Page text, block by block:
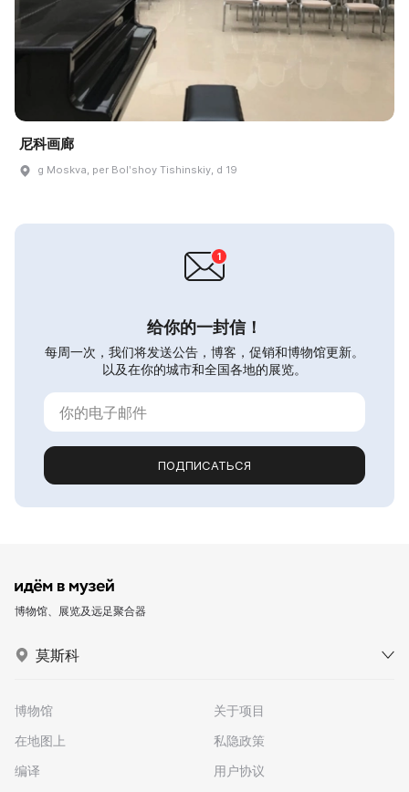
尼科画廊
g Moskva, per Bolʹshoy Tishinskiy, d 19
给你的一封信！
每周一次，我们将发送公告，博客，促销和博物馆更新。
以及在你的城市和全国各地的展览。
ПОДПИСАТЬСЯ
博物馆、展览及远足聚合器
莫斯科
博物馆
在地图上
编译
关于项目
私隐政策
用户协议